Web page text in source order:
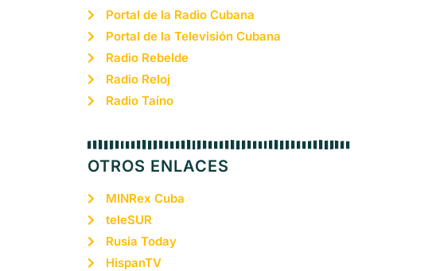
Portal de la Radio Cubana
Portal de la Televisión Cubana
Radio Rebelde
Radio Reloj
Radio Taíno
OTROS ENLACES
MINRex Cuba
teleSUR
Rusia Today
HispanTV